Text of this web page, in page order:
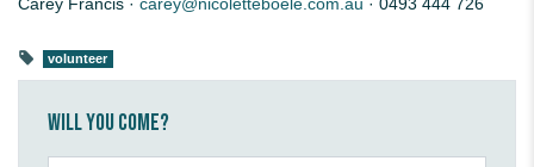
Carey Francis · carey@nicoletteboele.com.au · 0493 444 726
volunteer
Will you come?